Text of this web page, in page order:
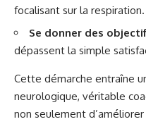
focalisant sur la respiration.
Se donner des
dépassent la simple
Cette démarche entraîne
neurologique, véritable
non seulement d’améliorer